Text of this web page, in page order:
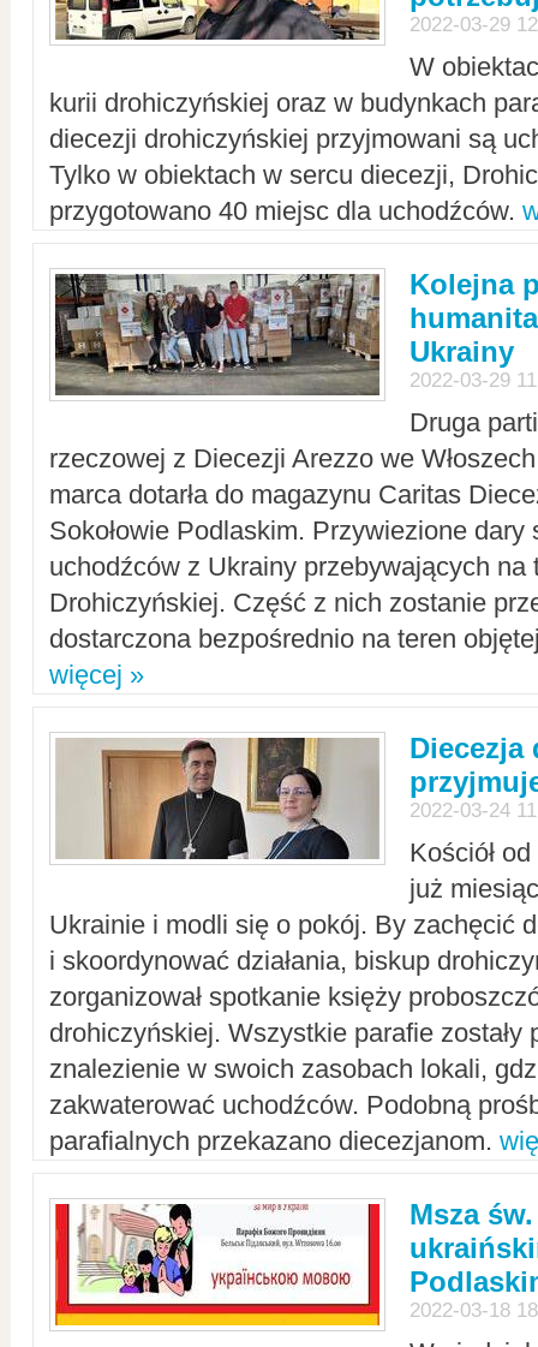
2022-03-29
W
kurii drohiczyńskiej oraz w budynkach
diecezji drohiczyńskiej przyjmowani są
Tylko w obiektach w sercu diecezji,
przygotowano 40 miejsc dla uchodźców.
Kolejna
Ukrainy
2022-03-29
Druga
rzeczowej z Diecezji Arezzo we
marca dotarła do magazynu Caritas
Sokołowie Podlaskim. Przywiezione dary
uchodźców z Ukrainy przebywających na
Drohiczyńskiej. Część z nich zostanie
dostarczona bezpośrednio na teren
więcej »
Diecezja
2022-03-24
Kościół
już
Ukrainie i modli się o pokój. By zachęcić
i skoordynować działania, biskup
zorganizował spotkanie księży
drohiczyńskiej. Wszystkie parafie zostały
znalezienie w swoich zasobach lokali,
zakwaterować uchodźców. Podobną
parafialnych przekazano diecezjanom.
Msza
2022-03-18